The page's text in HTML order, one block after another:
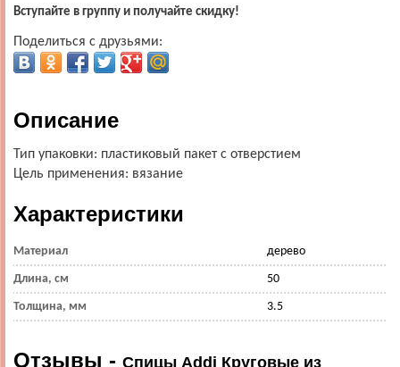
Вступайте в группу и получайте скидку!
Поделиться с друзьями:
Описание
Тип упаковки: пластиковый пакет с отверстием
Цель применения: вязание
Характеристики
Материал дерево
Длина, см 50
Толщина, мм 3.5
Отзывы - Спицы Addi Круговые из